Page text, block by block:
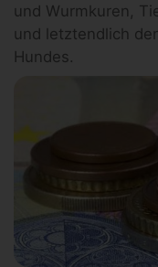
und Wurmkuren,
und letztendlich
Hundes.